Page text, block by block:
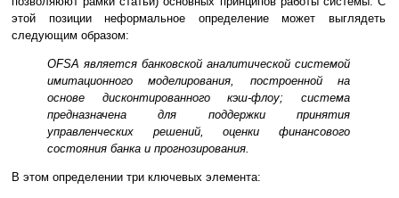
этой позиции неформальное определение может выглядеть
следующим образом:
OFSA является банковской аналитической системой
имитационного моделирования, построенной на
основе дисконтированного кэш-флоу; система
предназначена для поддержки принятия
управленческих решений, оценки финансового
состояния банка и прогнозирования.
В этом определении три ключевых элемента: